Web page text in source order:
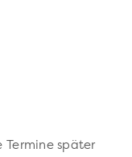
Termine später